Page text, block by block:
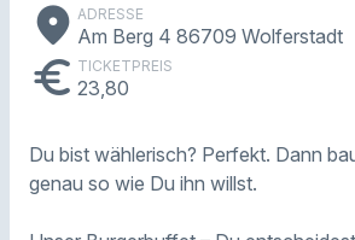
place ADRESSE
Am Berg 4 86709 Wolferstadt
euro TICKETPREIS
23,80
Du bist wählerisch? Perfekt. Dann
genau so wie Du ihn willst.